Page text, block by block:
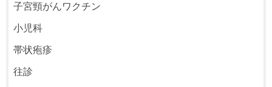
子宮頸がんワクチン
小児科
帯状疱疹
往診